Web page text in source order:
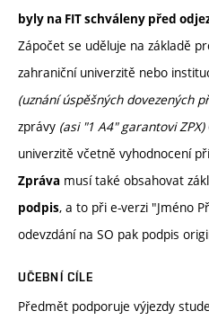
byly na FIT schváleny před
Zápočet se uděluje na základě
zahraniční univerzitě nebo
(uznání úspěšných dovezených
zprávy (asi "1 A4" garantovi ZPX)
univerzitě včetně vyhodnocení
Zpráva musí také obsahovat
podpis, a to při e-verzi "Jméno
odevzdání na SO pak podpis
UČEBNÍ CÍLE
Předmět podporuje výjezdy